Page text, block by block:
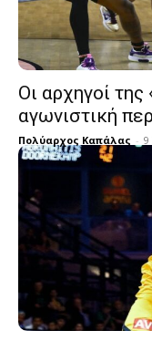
Οι αρχηγοί της
αγωνιστική
Πολύαρχος Καπάλας - 9